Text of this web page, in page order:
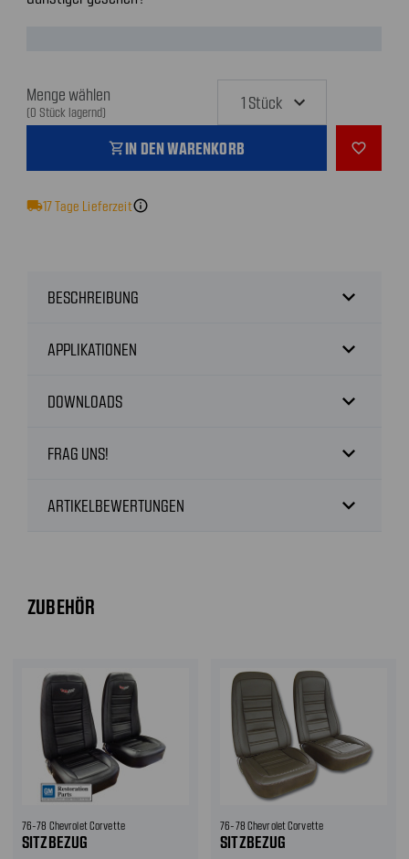
Menge wählen
(0 Stück lagernd)
shopping_cartIN DEN WARENKORB favorite_outline
local_shipping17Tage Lieferzeitinfo
BESCHREIBUNG expand_more
APPLIKATIONEN expand_more
DOWNLOADS expand_more
FRAG UNS! expand_more
ARTIKELBEWERTUNGEN expand_more
ZUBEHÖR
76-78 Chevrolet Corvette
SITZBEZUG
76-78 Chevrolet Corvette
SITZBEZUG